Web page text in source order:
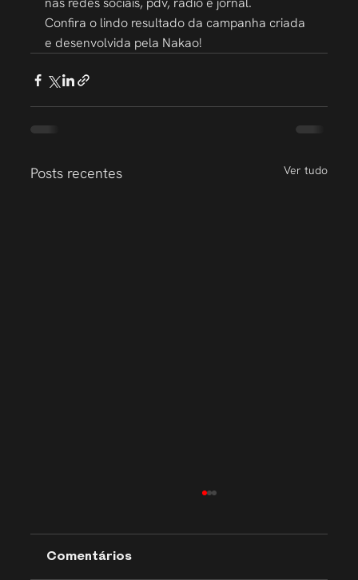
Confira o lindo resultado da campanha criada
e desenvolvida pela Nakao!
Posts recentes Ver tudo
Comentários